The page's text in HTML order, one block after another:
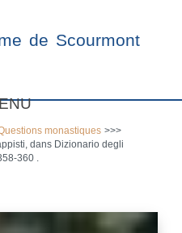
de Scourmont
monastiques >>>
dans Dizionario degli
360 .